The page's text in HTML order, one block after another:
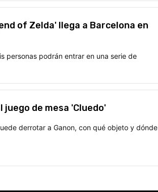
of Zelda' llega a Barcelona en
personas podrán entrar en una serie de
juego de mesa 'Cluedo'
derrotar a Ganon, con qué objeto y dónde